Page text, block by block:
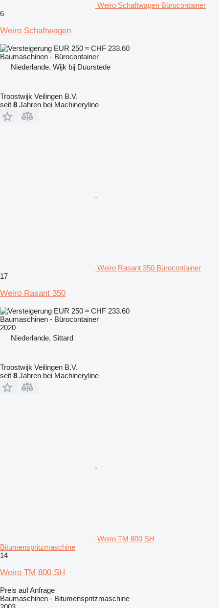
Weiro Schaftwagen Bürocontainer
6
Weiro Schaftwagen
EUR 250 ≈ CHF 233.60
Baumaschinen - Bürocontainer
Niederlande, Wijk bij Duurstede
Troostwijk Veilingen B.V.
seit 8 Jahren bei Machineryline
Weiro Rasant 350 Bürocontainer
17
Weiro Rasant 350
EUR 250 ≈ CHF 233.60
Baumaschinen - Bürocontainer
2020
Niederlande, Sittard
Troostwijk Veilingen B.V.
seit 8 Jahren bei Machineryline
Weiro TM 800 SH
Bitumenspritzmaschine
14
Weiro TM 800 SH
Preis auf Anfrage
Baumaschinen - Bitumenspritzmaschine